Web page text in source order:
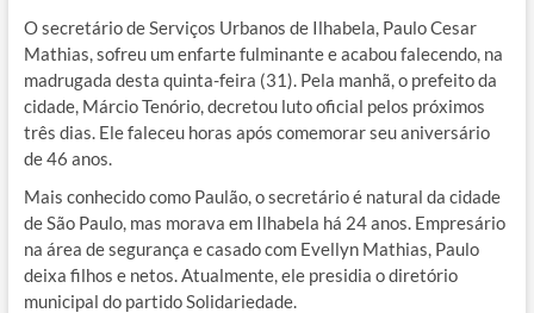
O secretário de Serviços Urbanos de Ilhabela, Paulo Cesar
Mathias, sofreu um enfarte fulminante e acabou falecendo, na
madrugada desta quinta-feira (31). Pela manhã, o prefeito da
cidade, Márcio Tenório, decretou luto oficial pelos próximos
três dias. Ele faleceu horas após comemorar seu aniversário
de 46 anos.
Mais conhecido como Paulão, o secretário é natural da cidade
de São Paulo, mas morava em Ilhabela há 24 anos. Empresário
na área de segurança e casado com Evellyn Mathias, Paulo
deixa filhos e netos. Atualmente, ele presidia o diretório
municipal do partido Solidariedade.